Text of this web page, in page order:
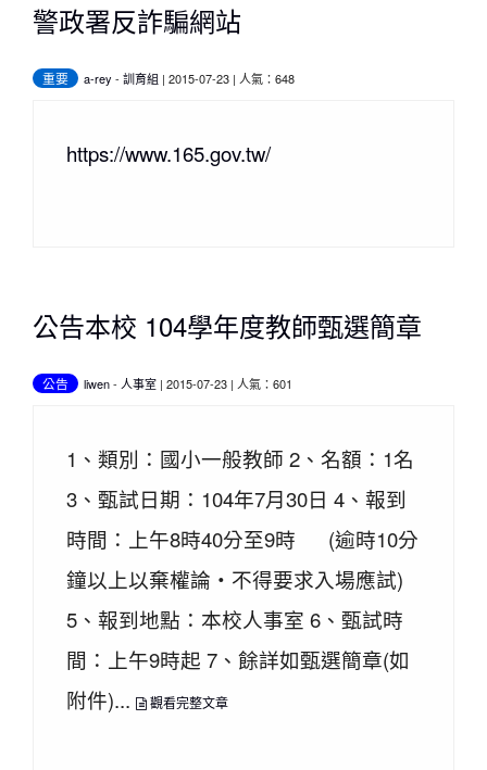
警政署反詐騙網站
重要 a-rey - 訓育組 | 2015-07-23 | 人氣：648
https://www.165.gov.tw/
公告本校 104學年度教師甄選簡章
公告 liwen- 人事室 | 2015-07-23 | 人氣：601
1、類別：國小一般教師 2、名額：1名
3、甄試日期：104年7月30日 4、報到
時間：上午8時40分至9時 (逾時10分
鐘以上以棄權論‧不得要求入場應試)
5、報到地點：本校人事室 6、甄試時
間：上午9時起 7、餘詳如甄選簡章(如
附件)...
觀看完整文章